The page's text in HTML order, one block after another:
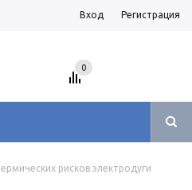
Вход Регистрация
0
рисков электродуги